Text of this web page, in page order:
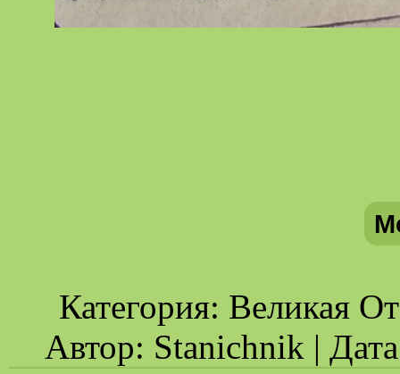
Категория: Великая
Автор: Stanichnik |